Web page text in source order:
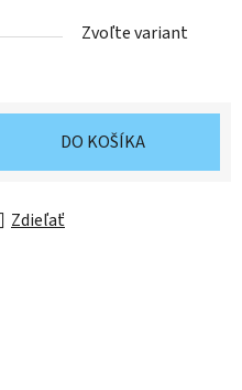
Zvoľte variant
DO KOŠÍKA
Zdieľať